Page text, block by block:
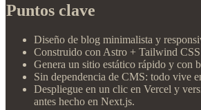
Puntos clave
Diseño de blog minimalista y
Construido con Astro + Tailwind
Genera un sitio estático rápido y con
Sin dependencia de CMS: todo vive
Despliegue en un clic en Vercel y
antes hecho en Next.js.